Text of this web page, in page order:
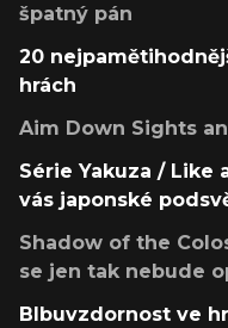
špatný pán
20
hrách
Aim Down Sights
Série Yakuza / Like
vás japonské
Shadow of the
se jen tak nebude
Blbuvzdornost ve